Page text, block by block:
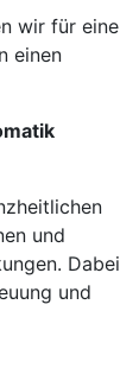
wir für eine
einen
und
Dabei
und